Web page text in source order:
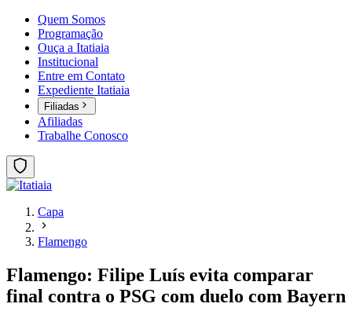
Quem Somos
Programação
Ouça a Itatiaia
Institucional
Entre em Contato
Expediente Itatiaia
Filiadas
Afiliadas
Trabalhe Conosco
Capa
Flamengo
Flamengo: Filipe Luís evita comparar
final contra o PSG com duelo com Bayern